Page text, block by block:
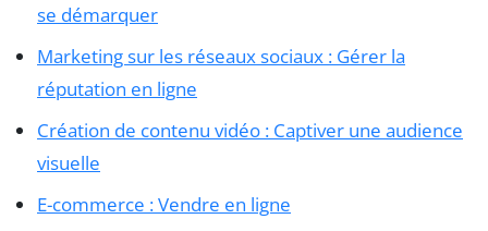
se démarquer
Marketing sur les réseaux sociaux : Gérer la
réputation en ligne
Création de contenu vidéo : Captiver une audience
visuelle
E-commerce : Vendre en ligne